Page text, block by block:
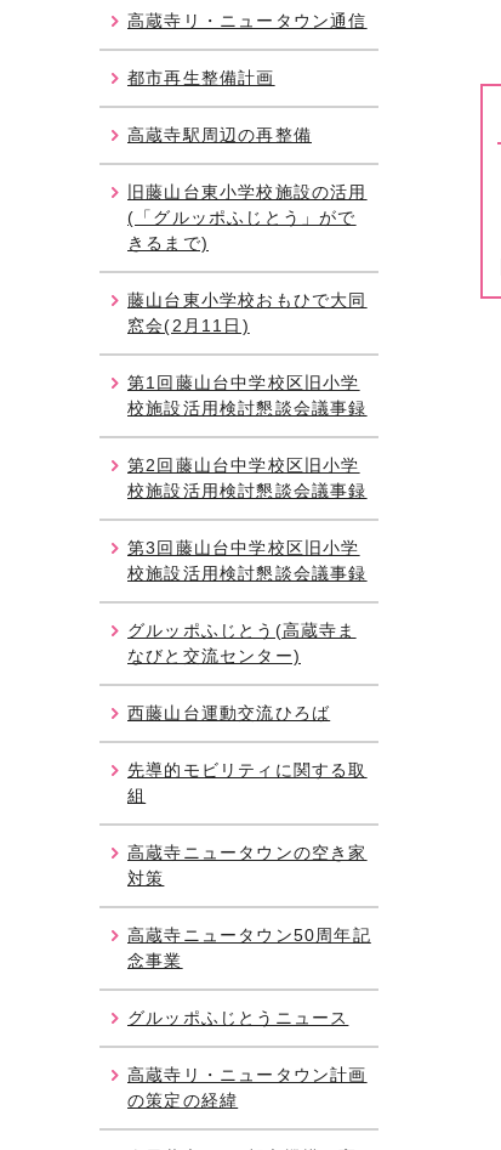
高蔵寺リ・ニュータウン通信
都市再生整備計画
高蔵寺駅周辺の再整備
旧藤山台東小学校施設の活用
(「グルッポふじとう」がで
きるまで)
藤山台東小学校おもひで大同
窓会(2月11日)
第1回藤山台中学校区旧小学
校施設活用検討懇談会議事録
第2回藤山台中学校区旧小学
校施設活用検討懇談会議事録
第3回藤山台中学校区旧小学
校施設活用検討懇談会議事録
グルッポふじとう(高蔵寺ま
なびと交流センター)
西藤山台運動交流ひろば
先導的モビリティに関する取
組
高蔵寺ニュータウンの空き家
対策
高蔵寺ニュータウン50周年記
念事業
グルッポふじとうニュース
高蔵寺リ・ニュータウン計画
の策定の経緯